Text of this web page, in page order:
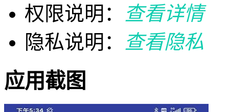
权限说明：
查看详情
隐私说明：
查看隐私
应用截图